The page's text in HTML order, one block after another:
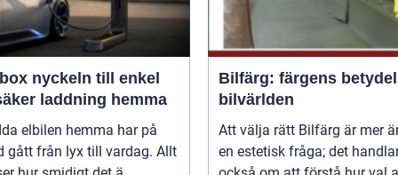
till enkel
laddning hemma
elbilen hemma har på
gått från lyx till vardag. Allt
Bilfärg: färgens
bilvärlden
Att välja rätt Bilfärg är mer
en estetisk fråga; det